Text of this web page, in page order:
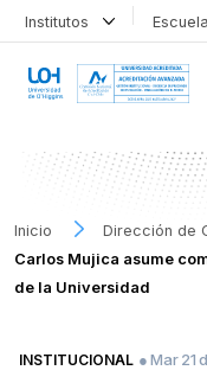
Institutos
Inicio
Dirección de
Carlos Mujica asume
de la Universidad
INSTITUCIONAL ● Mar 21